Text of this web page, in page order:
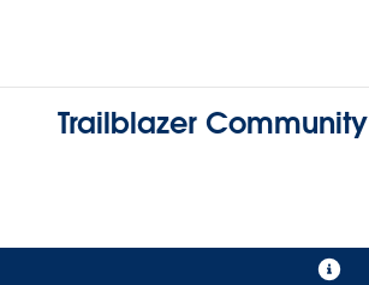
Trailblazer Community